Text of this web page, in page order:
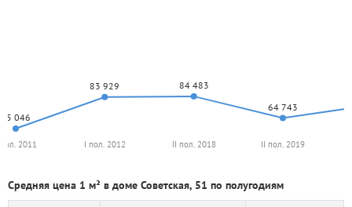
55 046
83 929 84 483
64 743
2011 I пол. 2012 II пол. 2018 II пол. 2019
Средняя цена 1 м² в доме Советская, 51 по полугодиям